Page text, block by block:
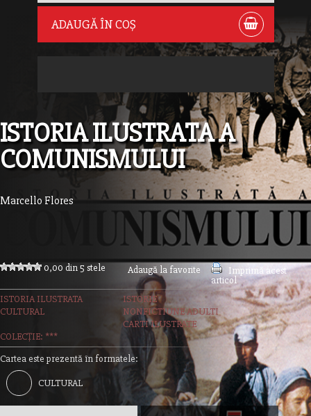
ADAUGĂ ÎN COȘ
ISTORIA ILUSTRATA A
COMUNISMULUI
Marcello Flores
0,00 din 5 stele Adaugă la favorite
Imprimă acest
articol
ISTORIA ILUSTRATA
ISTORIE
CULTURAL
NONFICTIUNE ADULTI
CARTI ILUSTRATE
COLECȚIE: ***
Cartea este prezentă în formatele:
CULTURAL